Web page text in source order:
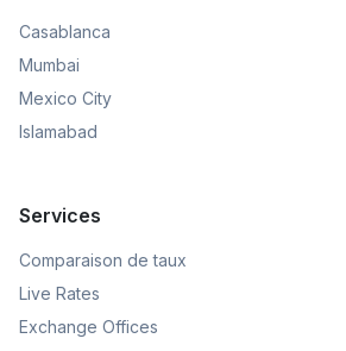
Casablanca
Mumbai
Mexico City
Islamabad
Services
Comparaison de taux
Live Rates
Exchange Offices